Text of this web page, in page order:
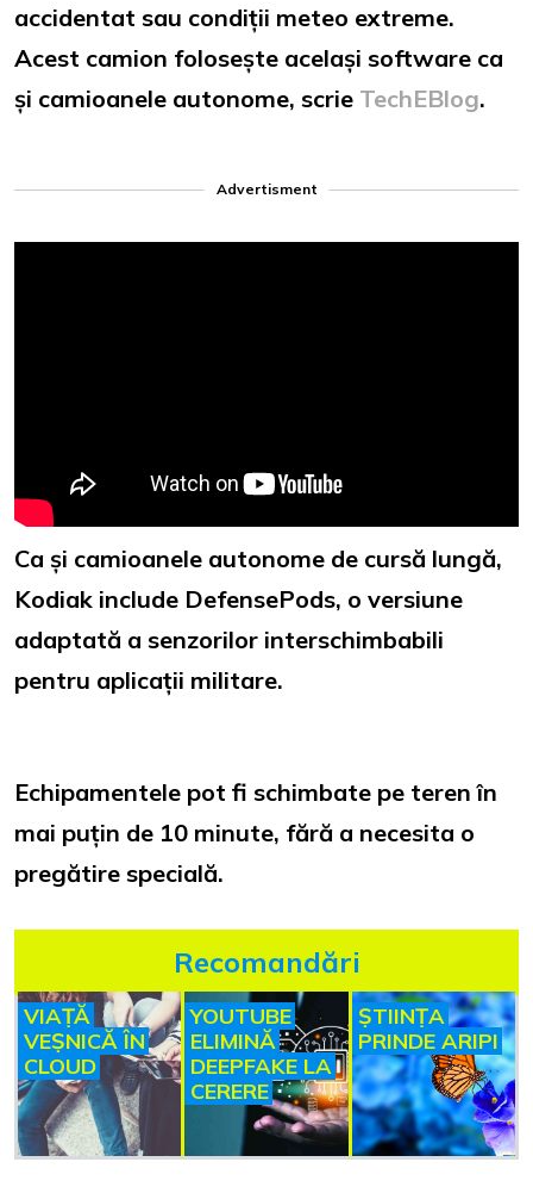
accidentat sau condiții meteo extreme.
Acest camion folosește același software ca
și camioanele autonome, scrie TechEBlog.
Advertisment
Ca și camioanele autonome de cursă lungă,
Kodiak include DefensePods, o versiune
adaptată a senzorilor interschimbabili
pentru aplicații militare.
Echipamentele pot fi schimbate pe teren în
mai puțin de 10 minute, fără a necesita o
pregătire specială.
Recomandări
VIAȚĂ
VEȘNICĂ ÎN
CLOUD
YOUTUBE
ELIMINĂ
DEEPFAKE LA
CERERE
ȘTIINȚA
PRINDE ARIPI